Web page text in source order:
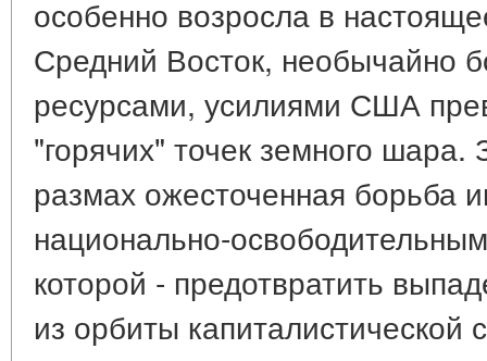
особенно возросла в
Средний Восток, необычайно
ресурсами, усилиями США
"горячих" точек земного
размах ожесточенная борьба
национально-
которой - предотвратить
из орбиты капиталистической